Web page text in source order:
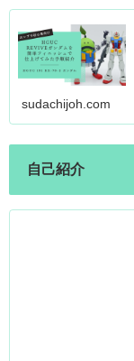
sudachijoh.com
自己紹介